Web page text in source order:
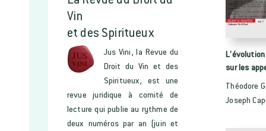
Vin
et des Spiritueux
Jus Vini, la Revue du
Droit du Vin et des
Spiritueux, est une
revue juridique à comité de
lecture qui publie au rythme de
deux numéros par an (juin et
sur les
Théodore
Joseph